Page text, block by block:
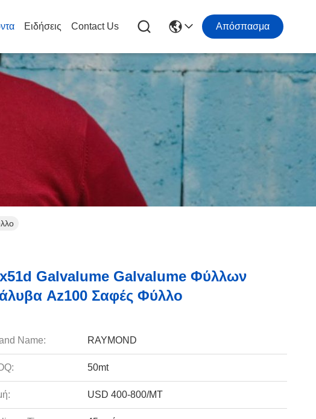
Ειδήσεις Contact Us Απόσπασμα
Galvalume Galvalume Φύλλων
Az100 Σαφές Φύλλο
Name: RAYMOND
50mt
USD 400-800/MT